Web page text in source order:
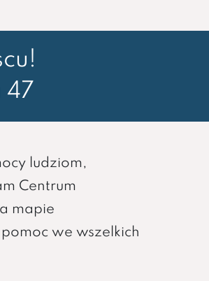
47
ludziom,
Centrum
mapie
we wszelkich